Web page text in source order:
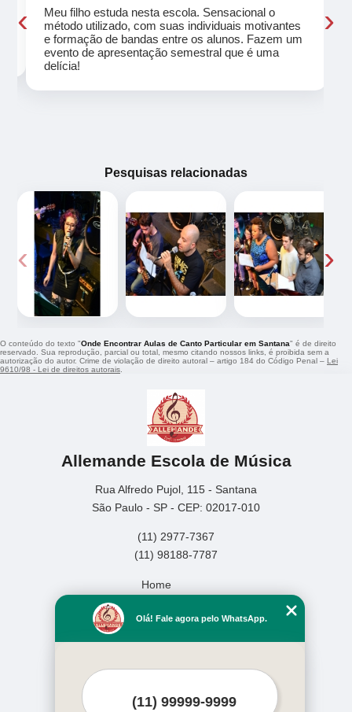
Meu filho estuda nesta escola. Sensacional o
método utilizado, com suas individuais motivantes
e formação de bandas entre os alunos. Fazem um
evento de apresentação semestral que é uma
delícia!
‹ ›
Pesquisas relacionadas
‹ ›
O conteúdo do texto "Onde Encontrar Aulas de Canto Particular em Santana" é de direito
reservado. Sua reprodução, parcial ou total, mesmo citando nossos links, é proibida sem a
autorização do autor. Crime de violação de direito autoral – artigo 184 do Código Penal – Lei
9610/98 - Lei de direitos autorais
Allemande Escola de Música
Rua Alfredo Pujol, 115 - Santana
São Paulo - SP - CEP: 02017-010
(11) 2977-7367
(11) 98188-7787
Home
Missão
Olá! Fale agora pelo WhatsApp.